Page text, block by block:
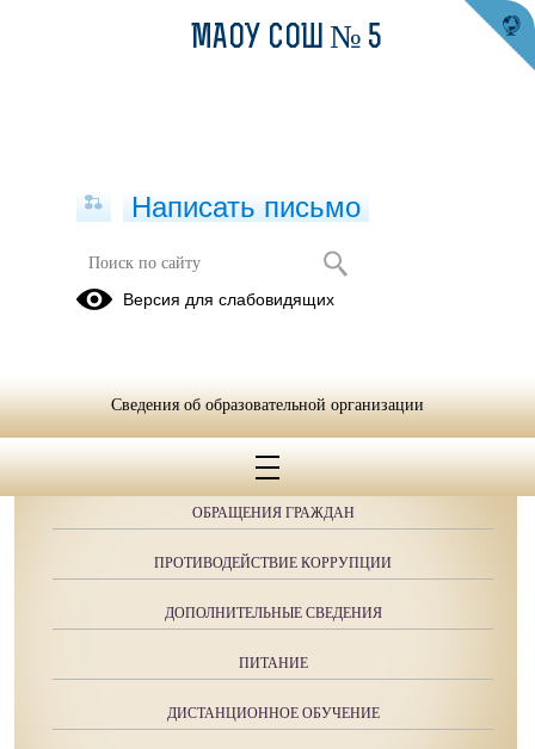
Школьное меню, ноябрь
ОБРАЩЕНИЯ ГРАЖДАН
ПРОТИВОДЕЙСТВИЕ КОРРУПЦИИ
ДОПОЛНИТЕЛЬНЫЕ СВЕДЕНИЯ
ПИТАНИЕ
ДИСТАНЦИОННОЕ ОБУЧЕНИЕ
МАОУ СОШ № 5
Написать письмо
Версия для слабовидящих
Сведения об образовательной организации